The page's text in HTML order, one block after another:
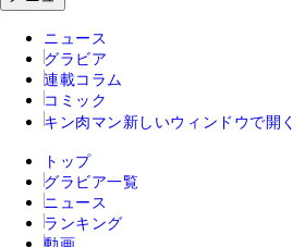
ニュース
グラビア
連載コラム
コミック
キン肉マン 新しいウィンドウで開く
トップ
グラビア一覧
ニュース
ランキング